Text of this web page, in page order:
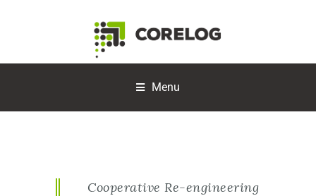
Menu
Cooperative Re-engineering